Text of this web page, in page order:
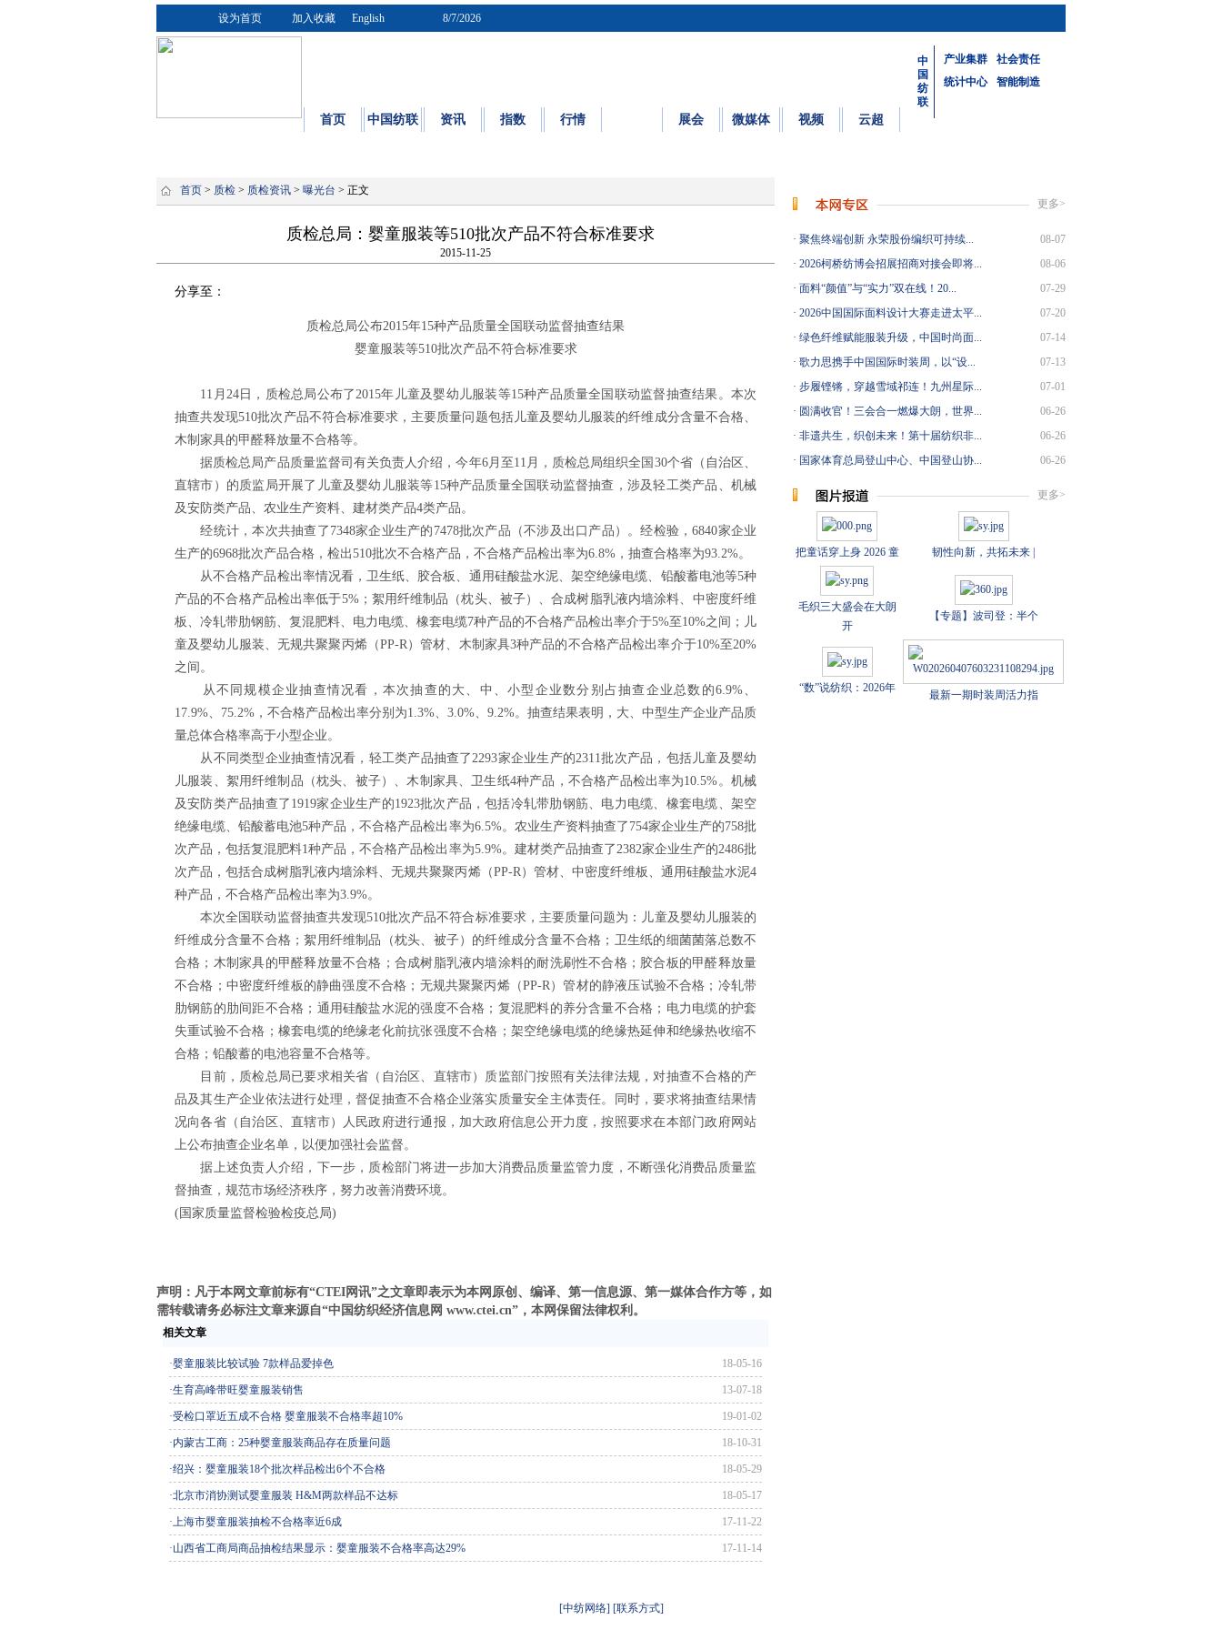
设为首页 加入收藏 English 8/7/2026
首页 中国纺联 资讯 指数 行情 展会 微媒体 视频 云超
中
国
纺
联
产业集群
社会责任
统计中心
智能制造
首页 > 质检 > 质检资讯 > 曝光台 > 正文
质检总局：婴童服装等510批次产品不符合标准要求
2015-11-25
分享至：
质检总局公布2015年15种产品质量全国联动监督抽查结果
婴童服装等510批次产品不符合标准要求
11月24日，质检总局公布了2015年儿童及婴幼儿服装等15种产品质量全国联动监督抽查结果。本次
抽查共发现510批次产品不符合标准要求，主要质量问题包括儿童及婴幼儿服装的纤维成分含量不合格、
木制家具的甲醛释放量不合格等。
据质检总局产品质量监督司有关负责人介绍，今年6月至11月，质检总局组织全国30个省（自治区、
直辖市）的质监局开展了儿童及婴幼儿服装等15种产品质量全国联动监督抽查，涉及轻工类产品、机械
及安防类产品、农业生产资料、建材类产品4类产品。
经统计，本次共抽查了7348家企业生产的7478批次产品（不涉及出口产品）。经检验，6840家企业
生产的6968批次产品合格，检出510批次不合格产品，不合格产品检出率为6.8%，抽查合格率为93.2%。
从不合格产品检出率情况看，卫生纸、胶合板、通用硅酸盐水泥、架空绝缘电缆、铅酸蓄电池等5种
产品的不合格产品检出率低于5%；絮用纤维制品（枕头、被子）、合成树脂乳液内墙涂料、中密度纤维
板、冷轧带肋钢筋、复混肥料、电力电缆、橡套电缆7种产品的不合格产品检出率介于5%至10%之间；儿
童及婴幼儿服装、无规共聚聚丙烯（PP-R）管材、木制家具3种产品的不合格产品检出率介于10%至20%
之间。
从不同规模企业抽查情况看，本次抽查的大、中、小型企业数分别占抽查企业总数的6.9%、
17.9%、75.2%，不合格产品检出率分别为1.3%、3.0%、9.2%。抽查结果表明，大、中型生产企业产品质
量总体合格率高于小型企业。
从不同类型企业抽查情况看，轻工类产品抽查了2293家企业生产的2311批次产品，包括儿童及婴幼
儿服装、絮用纤维制品（枕头、被子）、木制家具、卫生纸4种产品，不合格产品检出率为10.5%。机械
及安防类产品抽查了1919家企业生产的1923批次产品，包括冷轧带肋钢筋、电力电缆、橡套电缆、架空
绝缘电缆、铅酸蓄电池5种产品，不合格产品检出率为6.5%。农业生产资料抽查了754家企业生产的758批
次产品，包括复混肥料1种产品，不合格产品检出率为5.9%。建材类产品抽查了2382家企业生产的2486批
次产品，包括合成树脂乳液内墙涂料、无规共聚聚丙烯（PP-R）管材、中密度纤维板、通用硅酸盐水泥4
种产品，不合格产品检出率为3.9%。
本次全国联动监督抽查共发现510批次产品不符合标准要求，主要质量问题为：儿童及婴幼儿服装的
纤维成分含量不合格；絮用纤维制品（枕头、被子）的纤维成分含量不合格；卫生纸的细菌菌落总数不
合格；木制家具的甲醛释放量不合格；合成树脂乳液内墙涂料的耐洗刷性不合格；胶合板的甲醛释放量
不合格；中密度纤维板的静曲强度不合格；无规共聚聚丙烯（PP-R）管材的静液压试验不合格；冷轧带
肋钢筋的肋间距不合格；通用硅酸盐水泥的强度不合格；复混肥料的养分含量不合格；电力电缆的护套
失重试验不合格；橡套电缆的绝缘老化前抗张强度不合格；架空绝缘电缆的绝缘热延伸和绝缘热收缩不
合格；铅酸蓄的电池容量不合格等。
目前，质检总局已要求相关省（自治区、直辖市）质监部门按照有关法律法规，对抽查不合格的产
品及其生产企业依法进行处理，督促抽查不合格企业落实质量安全主体责任。同时，要求将抽查结果情
况向各省（自治区、直辖市）人民政府进行通报，加大政府信息公开力度，按照要求在本部门政府网站
上公布抽查企业名单，以便加强社会监督。
据上述负责人介绍，下一步，质检部门将进一步加大消费品质量监管力度，不断强化消费品质量监
督抽查，规范市场经济秩序，努力改善消费环境。
(国家质量监督检验检疫总局)
声明：凡于本网文章前标有“CTEI网讯”之文章即表示为本网原创、编译、第一信息源、第一媒体合作方等，如
需转载请务必标注文章来源自“中国纺织经济信息网 www.ctei.cn”，本网保留法律权利。
相关文章
18-05-16
·婴童服装比较试验 7款样品爱掉色
13-07-18
·生育高峰带旺婴童服装销售
19-01-02
·受检口罩近五成不合格 婴童服装不合格率超10%
18-10-31
·内蒙古工商：25种婴童服装商品存在质量问题
18-05-29
·绍兴：婴童服装18个批次样品检出6个不合格
18-05-17
·北京市消协测试婴童服装 H&M两款样品不达标
17-11-22
·上海市婴童服装抽检不合格率近6成
17-11-14
·山西省工商局商品抽检结果显示：婴童服装不合格率高达29%
更多>
08-07
· 聚焦终端创新 永荣股份编织可持续...
08-06
· 2026柯桥纺博会招展招商对接会即将...
07-29
· 面料“颜值”与“实力”双在线！20...
07-20
· 2026中国国际面料设计大赛走进太平...
07-14
· 绿色纤维赋能服装升级，中国时尚面...
07-13
· 歌力思携手中国国际时装周，以“设...
07-01
· 步履铿锵，穿越雪域祁连！九州星际...
06-26
· 圆满收官！三会合一燃爆大朗，世界...
06-26
· 非遗共生，织创未来！第十届纺织非...
06-26
· 国家体育总局登山中心、中国登山协...
更多>
把童话穿上身 2026 童 韧性向新，共拓未来 |
毛织三大盛会在大朗
开
【专题】波司登：半个
“数”说纺织：2026年
最新一期时装周活力指
[中纺网络] [联系方式]